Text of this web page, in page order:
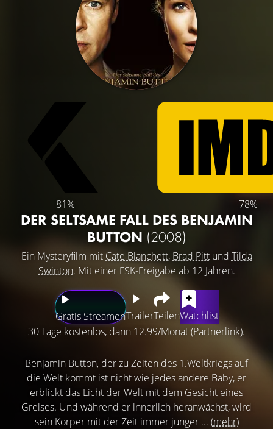
81% 78%
DER SELTSAME FALL DES BENJAMIN
BUTTON (2008)
Ein Mysteryfilm mit Cate Blanchett, Brad Pittund Tilda
Swinton. Mit einer FSK-Freigabe ab 12 Jahren.
Gratis StreamenTrailerTeilenWatchlist
30 Tage kostenlos, dann 12.99/Monat (Partnerlink).
Benjamin Button, der zu Zeiten des 1.Weltkriegs auf
die Welt kommt ist nicht wie jedes andere Baby, er
erblickt das Licht der Welt mit dem Gesicht eines
Greises. Und während er innerlich heranwächst, wird
sein Körper mit der Zeit immer jünger ... (mehr)